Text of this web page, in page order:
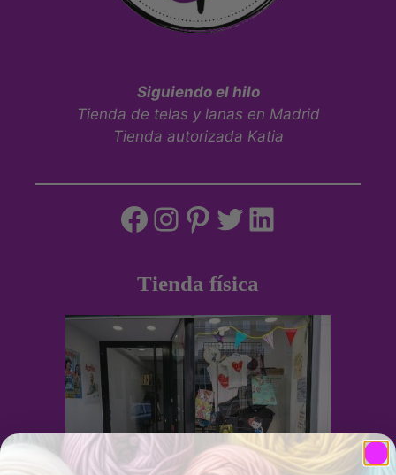
Siguiendo el hilo
Tienda de telas y lanas en Madrid
Tienda autorizada Katia
Tienda física